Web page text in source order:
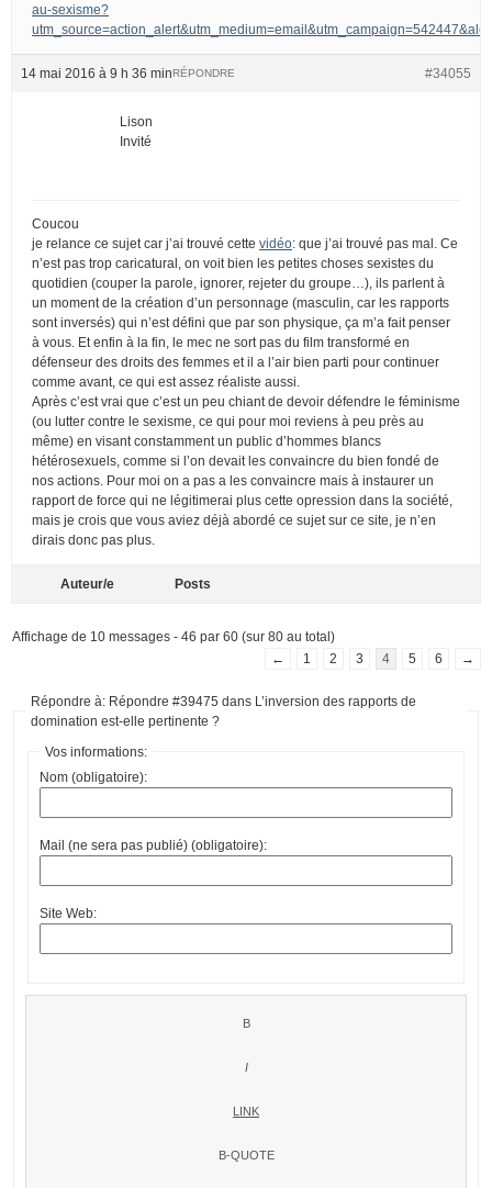
au-sexisme?
14 mai 2016 à 9 h 36 min #34055
RÉPONDRE
Lison
Invité
Coucou
je relance ce sujet car j’ai trouvé cette vidéo: que j’ai trouvé pas mal. Ce
n’est pas trop caricatural, on voit bien les petites choses sexistes du
quotidien (couper la parole, ignorer, rejeter du groupe…), ils parlent à
un moment de la création d’un personnage (masculin, car les rapports
sont inversés) qui n’est défini que par son physique, ça m’a fait penser
à vous. Et enfin à la fin, le mec ne sort pas du film transformé en
défenseur des droits des femmes et il a l’air bien parti pour continuer
comme avant, ce qui est assez réaliste aussi.
Après c’est vrai que c’est un peu chiant de devoir défendre le féminisme
(ou lutter contre le sexisme, ce qui pour moi reviens à peu près au
même) en visant constamment un public d’hommes blancs
hétérosexuels, comme si l’on devait les convaincre du bien fondé de
nos actions. Pour moi on a pas a les convaincre mais à instaurer un
rapport de force qui ne légitimerai plus cette opression dans la société,
mais je crois que vous aviez déjà abordé ce sujet sur ce site, je n’en
dirais donc pas plus.
Auteur/e Posts
Affichage de 10 messages - 46 par 60 (sur 80 au total)
←
1 2 3 4 5 6 →
Répondre à: Répondre #39475 dans L’inversion des rapports de
domination est-elle pertinente ?
Vos informations:
Nom (obligatoire):
Mail (ne sera pas publié) (obligatoire):
Site Web: